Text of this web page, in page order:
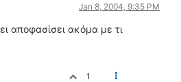
Jan 8, 2004, 9:35 PM
αποφασίσει ακόμα με τι
1